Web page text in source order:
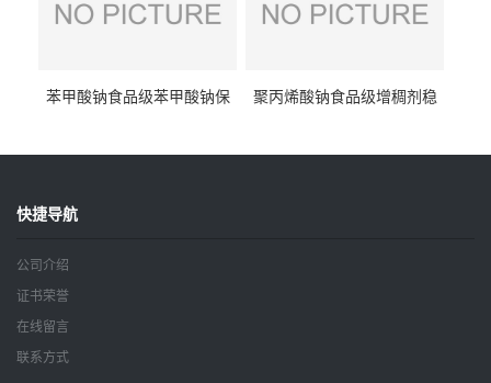
苯甲酸钠食品级苯甲酸钠保
聚丙烯酸钠食品级增稠剂稳
快捷导航
公司介绍
证书荣誉
在线留言
联系方式